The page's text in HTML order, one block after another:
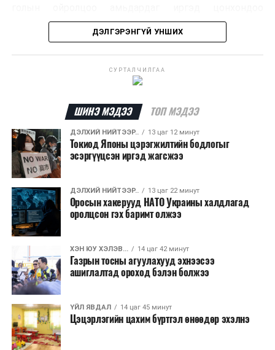
хамгаалалтын тор суурилуулж, урьдчилан
сэргийлэхийг зөвлөж байна.
ажлын цагаар Нийслэлийн Байгаль орчны газрын
удирдлага зохицуулалтын төвийн 11-310005
дугаарын утсаар яаралтай мэдээлэл өгч, дуудлага
өгөх боломжтойг Нийслэлийн Байгаль Орчны Газраас
зөвлөв.
ДЭЛГЭРЭНГҮЙ УНШИХ
СУРТАЛЧИЛГАА
ШИНЭ МЭДЭЭ ТОП МЭДЭЭ
ДЭЛХИЙ НИЙТЭЭР.. 13 цаг 12 минут
Токиод Японы цэрэгжилтийн бодлогыг
эсэргүүцсэн иргэд жагсжээ
ДЭЛХИЙ НИЙТЭЭР.. 13 цаг 22 минут
Оросын хакерууд НАТО Украины халдлагад
оролцсон гэх баримт олжээ
ХЭН ЮУ ХЭЛЭВ... 14 цаг 42 минут
Газрын тосны агуулахууд эхнээсээ
ашиглалтад ороход бэлэн болжээ
ҮЙЛ ЯВДАЛ 14 цаг 45 минут
Цэцэрлэгийн цахим бүртгэл өнөөдөр эхэлнэ